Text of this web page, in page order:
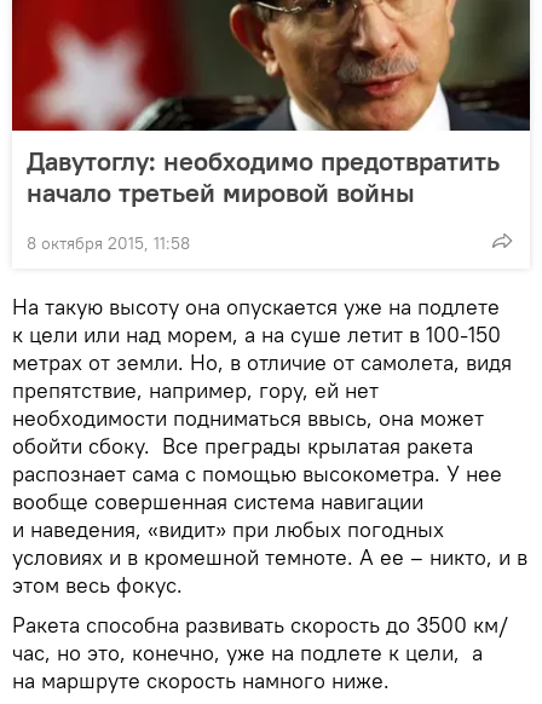
Давутоглу: необходимо предотвратить
начало третьей мировой войны
8 октября 2015, 11:58
На такую высоту она опускается уже на подлете
к цели или над морем, а на суше летит в 100-150
метрах от земли. Но, в отличие от самолета, видя
препятствие, например, гору, ей нет
необходимости подниматься ввысь, она может
обойти сбоку. Все преграды крылатая ракета
распознает сама с помощью высокометра. У нее
вообще совершенная система навигации
и наведения, «видит» при любых погодных
условиях и в кромешной темноте. А ее – никто, и в
этом весь фокус.
Ракета способна развивать скорость до 3500 км/
час, но это, конечно, уже на подлете к цели, а
на маршруте скорость намного ниже.